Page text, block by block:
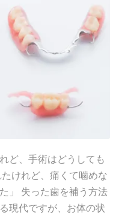
ど、手術はどうしても
けれど、痛くて噛めな
」 失った歯を補う方法
現代ですが、お体の状